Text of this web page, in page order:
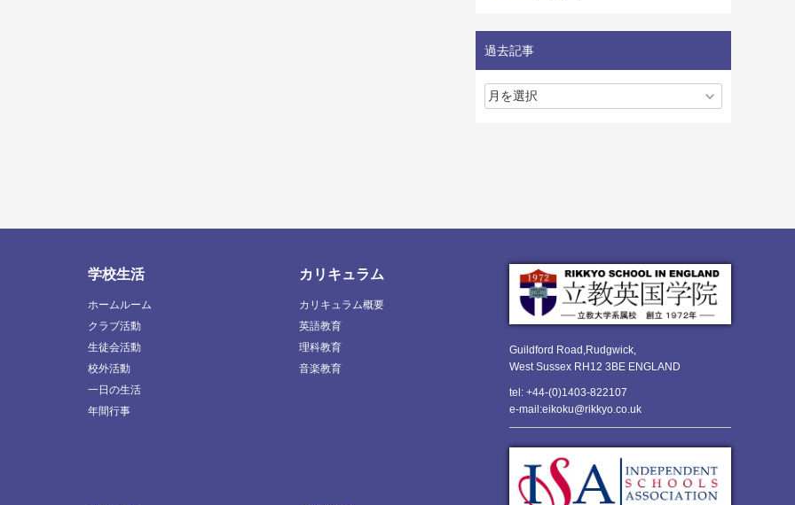
過去記事
Guildford Road,Rudgwick,
West Sussex RH12 3BE ENGLAND
tel: +44-(0)1403-822107
e-mail:eikoku@rikkyo.co.uk
学校生活
ホームルーム
クラブ活動
生徒会活動
校外活動
一日の生活
年間行事
カリキュラム
カリキュラム概要
英語教育
理科教育
音楽教育